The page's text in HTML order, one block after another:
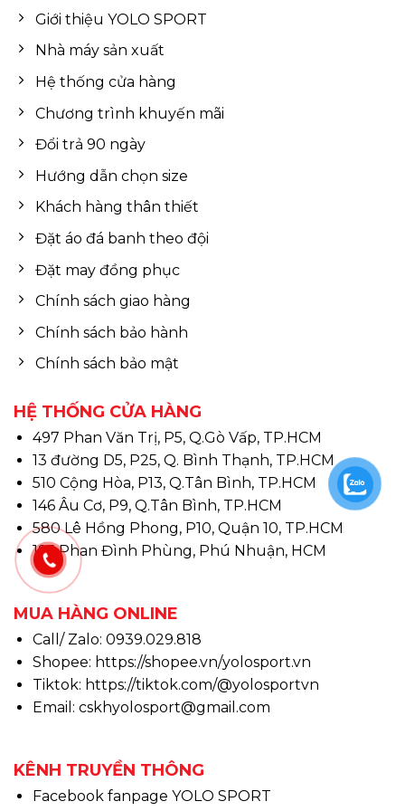
Giới thiệu YOLO SPORT
Nhà máy sản xuất
Hệ thống cửa hàng
Chương trình khuyến mãi
Đổi trả 90 ngày
Hướng dẫn chọn size
Khách hàng thân thiết
Đặt áo đá banh theo đội
Đặt may đồng phục
Chính sách giao hàng
Chính sách bảo hành
Chính sách bảo mật
HỆ THỐNG CỬA HÀNG
497 Phan Văn Trị, P5, Q.Gò Vấp, TP.HCM
13 đường D5, P25, Q. Bình Thạnh, TP.HCM
510 Cộng Hòa, P13, Q.Tân Bình, TP.HCM
146 Âu Cơ, P9, Q.Tân Bình, TP.HCM
580 Lê Hồng Phong, P10, Quận 10, TP.HCM
195 Phan Đình Phùng, Phú Nhuận, HCM
MUA HÀNG ONLINE
Call/ Zalo: 0939.029.818
Shopee: https://shopee.vn/yolosport.vn
Tiktok: https://tiktok.com/@yolosportvn
Email: cskhyolosport@gmail.com
KÊNH TRUYỀN THÔNG
Facebook fanpage YOLO SPORT